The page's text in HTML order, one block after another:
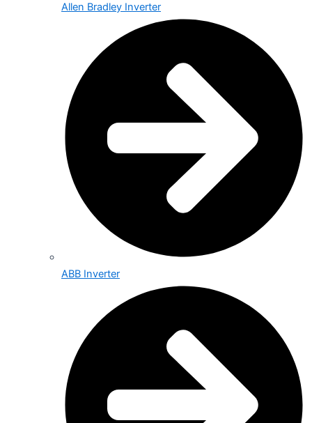
Allen Bradley Inverter
ABB Inverter